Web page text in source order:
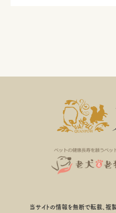
当サイトの情報を無断で転載、複